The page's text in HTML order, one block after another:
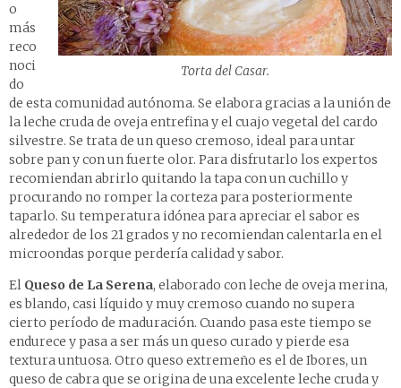
Torta del Casar.
o
más
reco
noci
do
de esta comunidad autónoma. Se elabora gracias a la unión de
la leche cruda de oveja entrefina y el cuajo vegetal del cardo
silvestre. Se trata de un queso cremoso, ideal para untar
sobre pan y con un fuerte olor. Para disfrutarlo los expertos
recomiendan abrirlo quitando la tapa con un cuchillo y
procurando no romper la corteza para posteriormente
taparlo. Su temperatura idónea para apreciar el sabor es
alrededor de los 21 grados y no recomiendan calentarla en el
microondas porque perdería calidad y sabor.
El Queso de La Serena, elaborado con leche de oveja merina,
es blando, casi líquido y muy cremoso cuando no supera
cierto período de maduración. Cuando pasa este tiempo se
endurece y pasa a ser más un queso curado y pierde esa
textura untuosa. Otro queso extremeño es el de Ibores, un
queso de cabra que se origina de una excelente leche cruda y